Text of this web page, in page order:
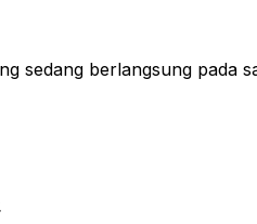
sedang berlangsung pada